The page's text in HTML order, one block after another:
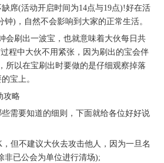
席(活动开启时间为14点与19点)!好在活
)，自然不会影响到大家的正常生活。
会刷出一波宝，也就意味着大伙每日共
程中大伙不用紧张，因为刷出的宝会伴
所以在宝刷出时要做的是仔细观察掉落
宝上。
攻略
需要知道的细则，下面就给各位好好说
但不建议大伙去攻击他人，因为一旦名
非已公会为单位进行清场);